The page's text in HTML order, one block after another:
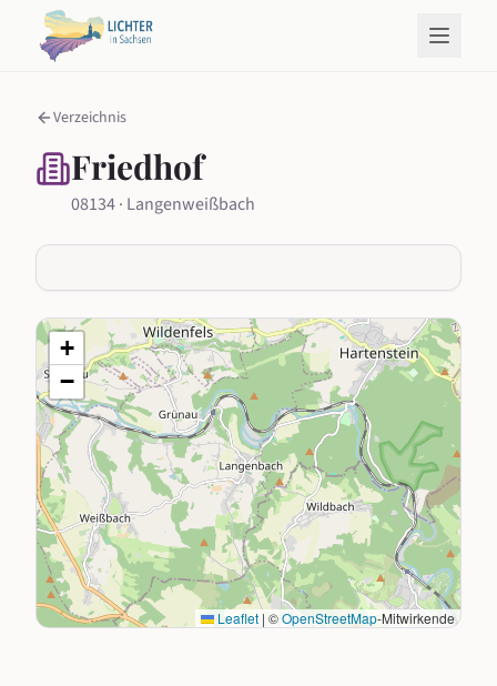
Verzeichnis
Friedhof
08134 · Langenweißbach
+
−
Leaflet | ©OpenStreetMap-Mitwirkende